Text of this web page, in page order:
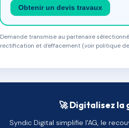
Obtenir un devis travaux
Demande transmise au partenaire
rectification et d'effacement (voir politique
🚀 Digitalisez la
Syndic Digital simplifie l'AG, le